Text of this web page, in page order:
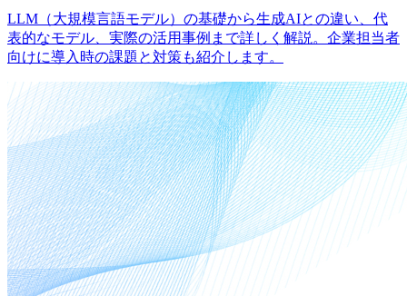
LLM（大規模言語モデル）の基礎から生成AIとの違い、代
表的なモデル、実際の活用事例まで詳しく解説。企業担当者
向けに導入時の課題と対策も紹介します。